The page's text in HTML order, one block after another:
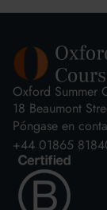
Oxford Summer
18 Beaumont
Póngase en
+44 01865